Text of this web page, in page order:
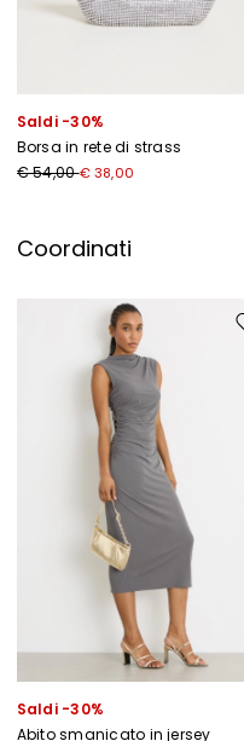
Saldi -30%
Borsa in rete di strass
€ 54,00€ 38,00
Coordinati
Saldi -30%
Abito smanicato in jersey